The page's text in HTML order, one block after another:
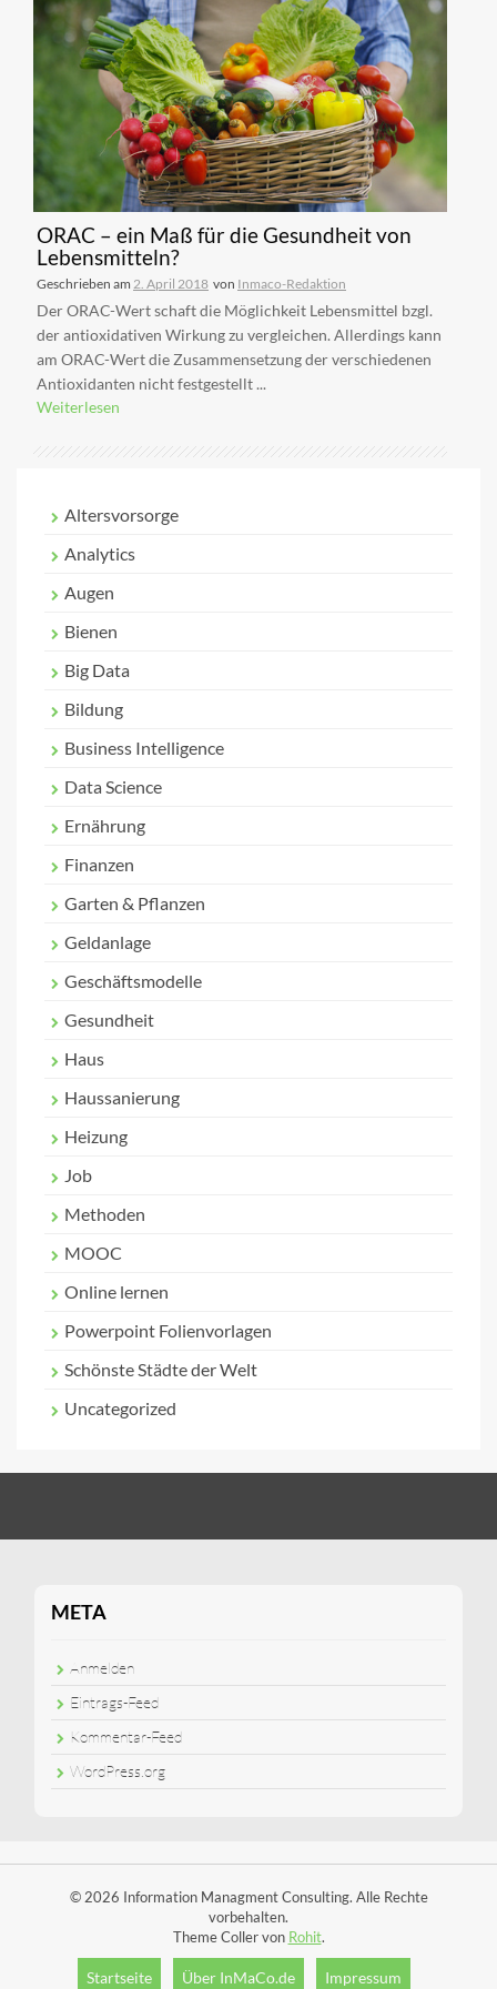
ORAC – ein Maß für die Gesundheit von
Lebensmitteln?
Geschrieben am 2. April 2018 von Inmaco-Redaktion
Der ORAC-Wert schaft die Möglichkeit Lebensmittel bzgl.
der antioxidativen Wirkung zu vergleichen. Allerdings kann
am ORAC-Wert die Zusammensetzung der verschiedenen
Antioxidanten nicht festgestellt ...
Weiterlesen
Altersvorsorge
Analytics
Augen
Bienen
Big Data
Bildung
Business Intelligence
Data Science
Ernährung
Finanzen
Garten & Pflanzen
Geldanlage
Geschäftsmodelle
Gesundheit
Haus
Haussanierung
Heizung
Job
Methoden
MOOC
Online lernen
Powerpoint Folienvorlagen
Schönste Städte der Welt
Uncategorized
META
Anmelden
Eintrags-Feed
Kommentar-Feed
WordPress.org
© 2026 Information Managment Consulting. Alle Rechte
vorbehalten.
Theme Coller von Rohit.
Startseite Über InMaCo.de Impressum